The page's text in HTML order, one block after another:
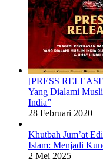
[PRESS
Yang Dialami
India”
28 Februari 2020
Khutbah Jum’at
Islam: Menjadi
2 Mei 2025